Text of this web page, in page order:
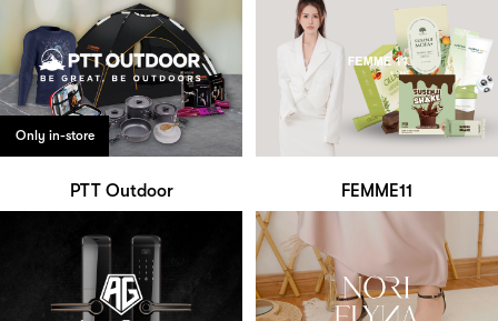
Only in-store
PTT Outdoor FEMME11